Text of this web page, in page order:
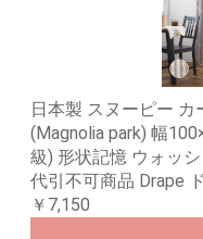
日本製 スヌーピー
(Magnolia park) 幅
級) 形状記憶 ウォッ
代引不可商品 Drape
￥7,150